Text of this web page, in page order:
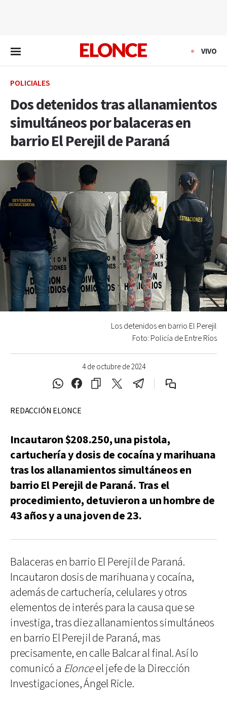
VIVO
POLICIALES
Dos detenidos tras allanamientos
simultáneos por balaceras en
barrio El Perejil de Paraná
4 de octubre de 2024
Los detenidos en barrio El Perejil
Foto: Policía de Entre Ríos
REDACCIÓN ELONCE
Incautaron $208.250, una pistola,
cartuchería y dosis de cocaína y marihuana
tras los allanamientos simultáneos en
barrio El Perejil de Paraná. Tras el
procedimiento, detuvieron a un hombre de
43 años y a una joven de 23.
Balaceras en barrio El Perejil de Paraná.
Incautaron dosis de marihuana y cocaína,
además de cartuchería, celulares y otros
elementos de interés para la causa que se
investiga, tras diez allanamientos simultáneos
en barrio El Perejil de Paraná, mas
precisamente, en calle Balcar al final. Así lo
comunicó a Elonceel jefe de la Dirección
Investigaciones, Ángel Ricle.